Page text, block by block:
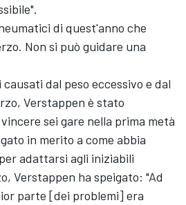
di quest'anno che
Non si può guidare una
dal peso eccessivo e dal
Verstappen è stato
sei gare nella prima metà
in merito a come abbia
adattarsi agli iniziabili
Verstappen ha speigato: "Ad
parte [dei problemi] era